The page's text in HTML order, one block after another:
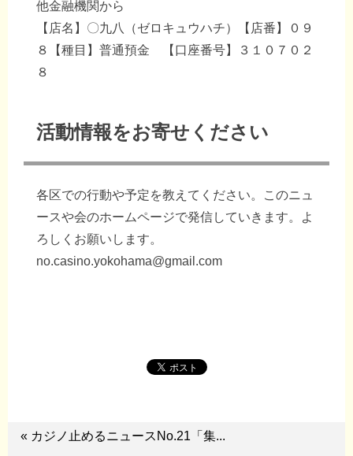
他金融機関から
【店名】〇九八（ゼロキュウハチ）【店番】０９
８【種目】普通預金 【口座番号】３１０７０２
８
活動情報をお寄せください
各区での行動や予定を教えてください。このニュ
ースや会のホームページで発信していきます。よ
ろしくお願いします。
no.casino.yokohama@gmail.com
« カジノ止めるニュースNo.21「集...